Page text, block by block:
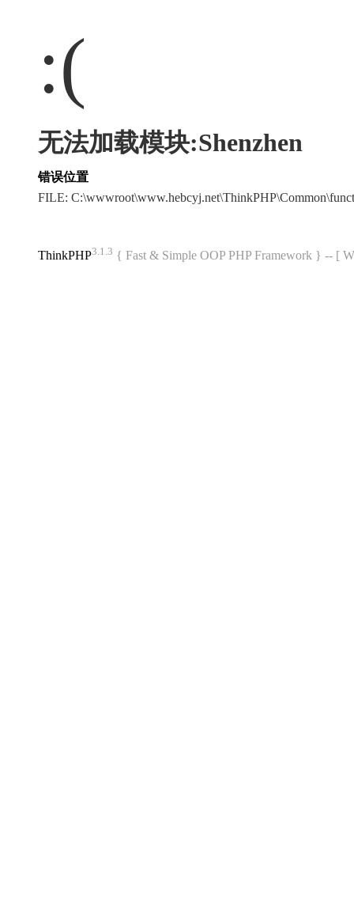
:(
无法加载模块:Shenzhen
错误位置
FILE:
ThinkPHP3.1.3 { Fast & Simple OOP PHP Framework } -- [